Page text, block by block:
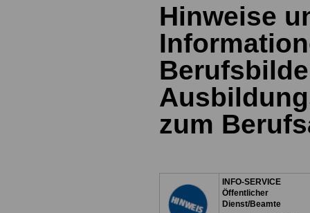
Hinweise
zum
INFO-SERVICE
Öffentlicher
Dienst/Beamte